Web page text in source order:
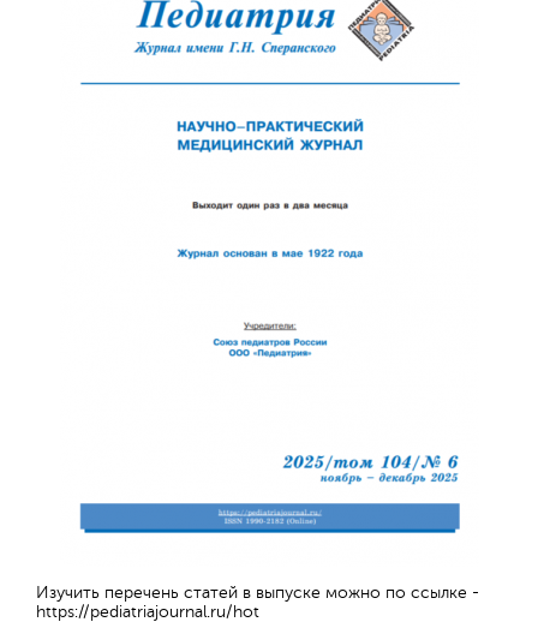
Изучить перечень статей в выпуске можно по ссылке -
https://pediatriajournal.ru/hot